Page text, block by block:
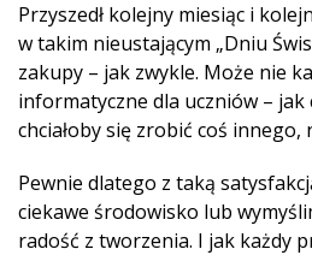
Przyszedł kolejny miesiąc i
w takim nieustającym „Dniu
zakupy – jak zwykle. Może nie
informatyczne dla uczniów –
chciałoby się zrobić coś innego,
Pewnie dlatego z taką
ciekawe środowisko lub
radość z tworzenia. I jak każdy